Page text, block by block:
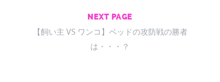
NEXT PAGE
【飼い主 VS ワンコ】ベッドの攻防戦の勝者
は・・・？